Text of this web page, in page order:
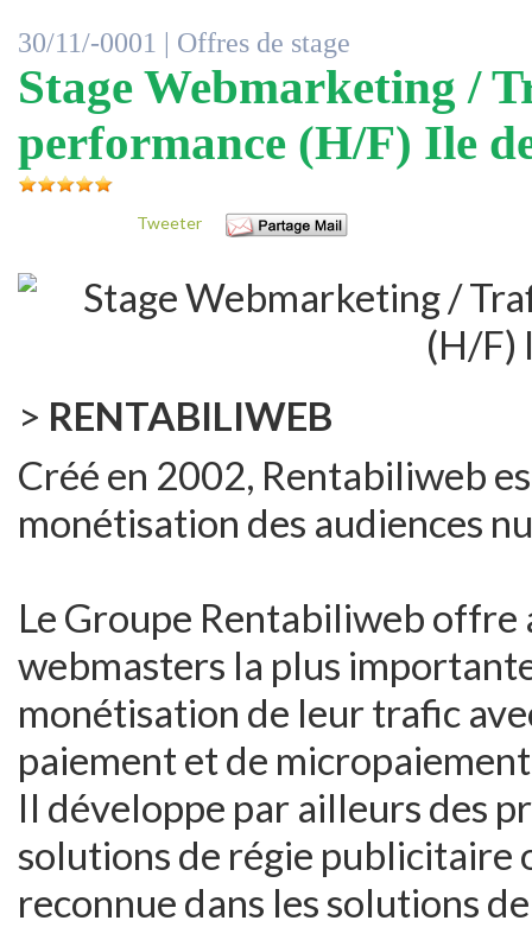
30/11/-0001 | Offres de stage
Stage Webmarketing /
performance (H/F) Ile
Tweeter
> RENTABILIWEB
Créé en 2002, Rentabiliweb
monétisation des audiences
Le Groupe Rentabiliweb offre
webmasters la plus
monétisation de leur trafic
paiement et de
Il développe par ailleurs des
solutions de régie publicitaire
reconnue dans les solutions